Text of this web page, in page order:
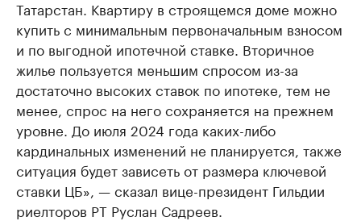
Татарстан. Квартиру в строящемся доме можно
купить с минимальным первоначальным взносом
и по выгодной ипотечной ставке. Вторичное
жилье пользуется меньшим спросом из-за
достаточно высоких ставок по ипотеке, тем не
менее, спрос на него сохраняется на прежнем
уровне. До июля 2024 года каких-либо
кардинальных изменений не планируется, также
ситуация будет зависеть от размера ключевой
ставки ЦБ», — сказал вице-президент Гильдии
риелторов РТ Руслан Садреев.